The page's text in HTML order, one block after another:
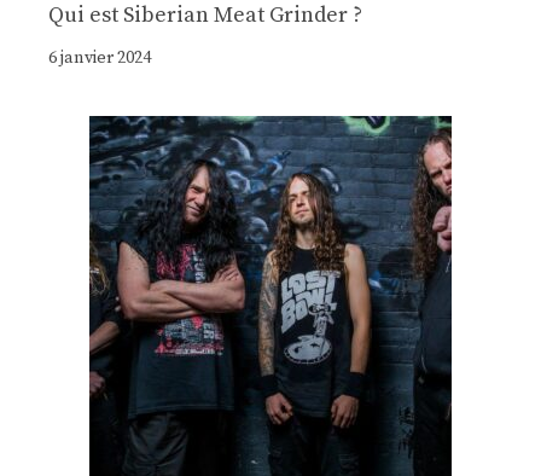
Qui est Siberian Meat Grinder ?
6 janvier 2024